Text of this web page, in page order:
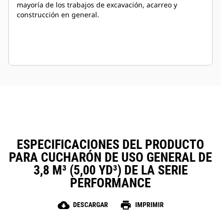
mayoría de los trabajos de excavación, acarreo y
construcción en general.
ESPECIFICACIONES DEL PRODUCTO
PARA CUCHARÓN DE USO GENERAL DE
3,8 M³ (5,00 YD³) DE LA SERIE
PERFORMANCE
cloud_download DESCARGAR print IMPRIMIR